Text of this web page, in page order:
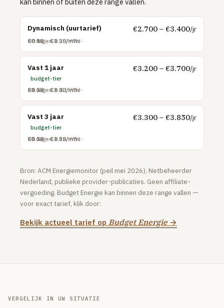
TOP PROVIDERS
Odido
Online.nl
Plinq
Sim-only vergelijken
KPN
Vodafone
Odido
Simyo
51 providers · publiek vergeleken
Dynamisch (uurtarief)
€0.18 – €0.26/kWh
€0.95 – €1.20/m³
€6.50 – €9.50/mnd
30 dagen
€2.700 – €3.400/jr
Vast 1 jaar
budget-tier
€0.27 – €0.30/kWh
€1.28 – €1.42/m³
€5.50 – €9.00/mnd
30 dagen
€3.200 – €3.700/jr
Vast 3 jaar
budget-tier
€0.28 – €0.32/kWh
€1.32 – €1.46/m³
€5.50 – €9.50/mnd
30 dagen
€3.300 – €3.850/jr
Bron: ACM Energiemonitor (peil mei 2026), Netbeheerder
Nederland, publieke provider-publicaties. Geen affiliate-
vergoeding. Budget Energie kan binnen deze range vallen —
voor exact tarief, klik door:
Bekijk actueel tarief op Budget Energie→
VERGELIJK IN UW SITUATIE